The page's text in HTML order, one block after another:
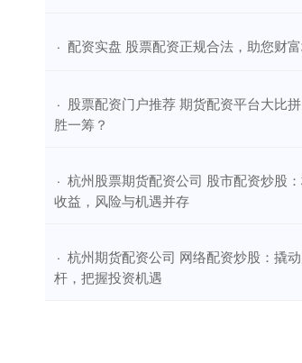
· 配资实盘 股票配资正规合法，助您财
· 股票配资门户推荐 期货配资平台大比
胜一筹？
· 杭州股票期货配资公司 股市配资炒股
收益，风险与机遇并存
· 杭州期货配资公司 网络配资炒股：撬
杆，把握投资机遇